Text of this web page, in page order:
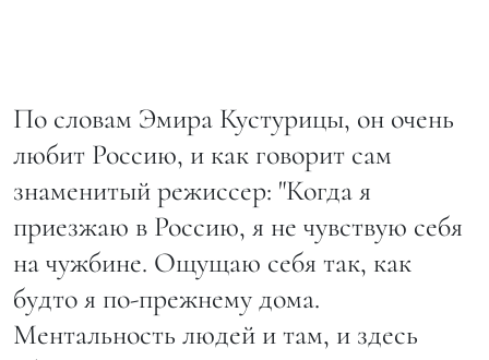
По словам Эмира Кустурицы, он очень
любит Россию, и как говорит сам
знаменитый режиссер: "Когда я
приезжаю в Россию, я не чувствую себя
на чужбине. Ощущаю себя так, как
будто я по-прежнему дома.
Ментальность людей и там, и здесь